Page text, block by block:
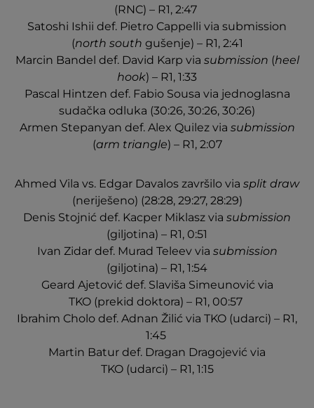
(RNC) – R1, 2:47
Satoshi Ishii def. Pietro Cappelli via submission
(north south gušenje) – R1, 2:41
Marcin Bandel def. David Karp via submission (heel
hook) – R1, 1:33
Pascal Hintzen def. Fabio Sousa via jednoglasna
sudačka odluka (30:26, 30:26, 30:26)
Armen Stepanyan def. Alex Quilez via submission
(arm triangle) – R1, 2:07
Ahmed Vila vs. Edgar Davalos završilo via split draw
(neriješeno) (28:28, 29:27, 28:29)
Denis Stojnić def. Kacper Miklasz via submission
(giljotina) – R1, 0:51
Ivan Zidar def. Murad Teleev via submission
(giljotina) – R1, 1:54
Geard Ajetović def. Slaviša Simeunović via
TKO (prekid doktora) – R1, 00:57
Ibrahim Cholo def. Adnan Žilić via TKO (udarci) – R1,
1:45
Martin Batur def. Dragan Dragojević via
TKO (udarci) – R1, 1:15